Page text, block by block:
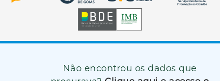
Não encontrou os dados que